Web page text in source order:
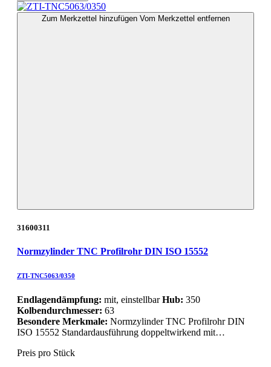
Zum Merkzettel hinzufügen Vom Merkzettel entfernen
31600311
Normzylinder TNC Profilrohr DIN ISO 15552
ZTI-TNC5063/0350
Endlagendämpfung: mit, einstellbarHub: 350
Kolbendurchmesser: 63
Besondere Merkmale: Normzylinder TNC Profilrohr DIN
ISO 15552 Standardausführung doppeltwirkend mit…
Preis pro Stück